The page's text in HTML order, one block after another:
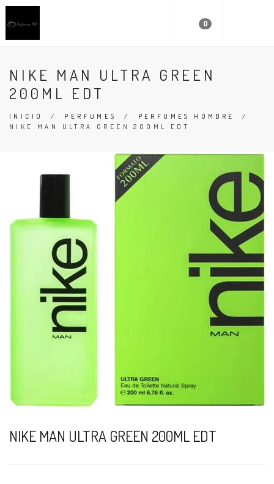
0
NIKE MAN ULTRA GREEN
200ML EDT
INICIO / PERFUMES / PERFUMES HOMBRE
/
NIKE MAN ULTRA GREEN 200ML EDT
NIKE MAN ULTRA GREEN 200ML EDT